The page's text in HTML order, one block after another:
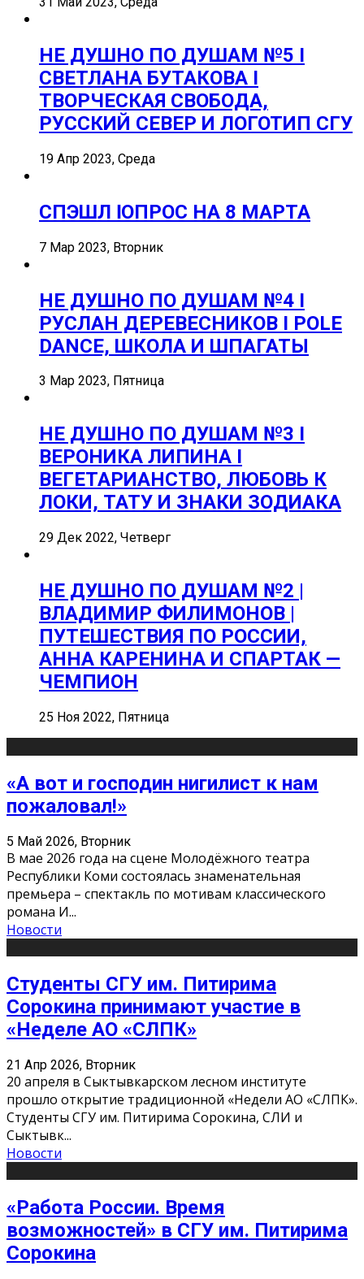
НЕ ДУШНО ПО ДУШАМ №5 I
СВЕТЛАНА БУТАКОВА I
ТВОРЧЕСКАЯ СВОБОДА,
РУССКИЙ СЕВЕР И ЛОГОТИП СГУ
19 Апр 2023, Среда
СПЭШЛ ӏ ОПРОС НА 8 МАРТА
7 Мар 2023, Вторник
НЕ ДУШНО ПО ДУШАМ №4 I
РУСЛАН ДЕРЕВЕСНИКОВ I POLE
DANCE, ШКОЛА И ШПАГАТЫ
3 Мар 2023, Пятница
НЕ ДУШНО ПО ДУШАМ №3 I
ВЕРОНИКА ЛИПИНА I
ВЕГЕТАРИАНСТВО, ЛЮБОВЬ К
ЛОКИ, ТАТУ И ЗНАКИ ЗОДИАКА
29 Дек 2022, Четверг
НЕ ДУШНО ПО ДУШАМ №2 |
ВЛАДИМИР ФИЛИМОНОВ |
ПУТЕШЕСТВИЯ ПО РОССИИ,
АННА КАРЕНИНА И СПАРТАК —
ЧЕМПИОН
25 Ноя 2022, Пятница
«А вот и господин нигилист к нам
пожаловал!»
5 Май 2026, Вторник
В мае 2026 года на сцене Молодёжного театра
Республики Коми состоялась знаменательная
премьера – спектакль по мотивам классического
романа И...
Новости
Студенты СГУ им. Питирима
Сорокина принимают участие в
«Неделе АО «СЛПК»
21 Апр 2026, Вторник
20 апреля в Сыктывкарском лесном институте
прошло открытие традиционной «Недели АО «СЛПК».
Студенты СГУ им. Питирима Сорокина, СЛИ и
Сыктывк...
Новости
«Работа России. Время
возможностей» в СГУ им. Питирима
Сорокина